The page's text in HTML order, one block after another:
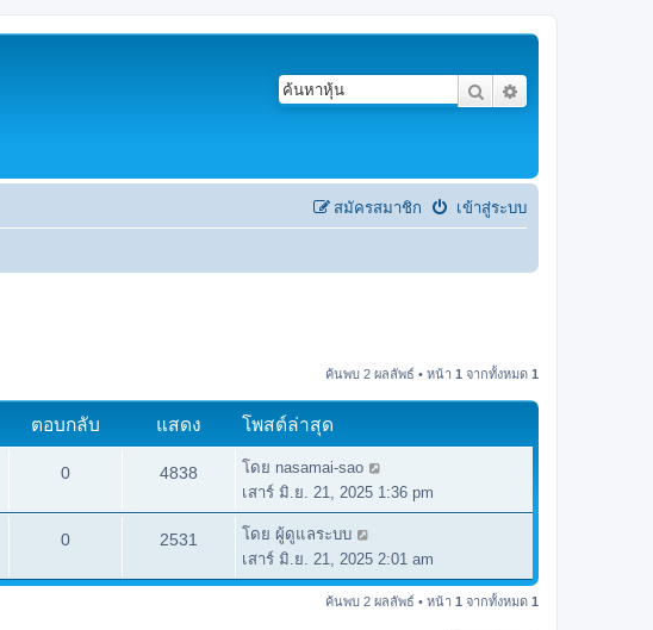
ค้นหา
เข้าสู่ระบบ
สมัครสมาชิก
ค้นพบ 2 ผลลัพธ์ • หน้า 1 จากทั้งหมด 1
ตอบกลับ แสดง โพสต์ล่าสุด
0 4838 โดย nasamai-sao
เสาร์ มิ.ย. 21, 2025 1:36 pm
0 2531 โดย ผู้ดูแลระบบ
เสาร์ มิ.ย. 21, 2025 2:01 am
ค้นพบ 2 ผลลัพธ์ • หน้า 1 จากทั้งหมด 1